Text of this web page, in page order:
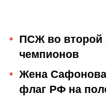
ПСЖ во второй
чемпионов
Жена
флаг РФ на